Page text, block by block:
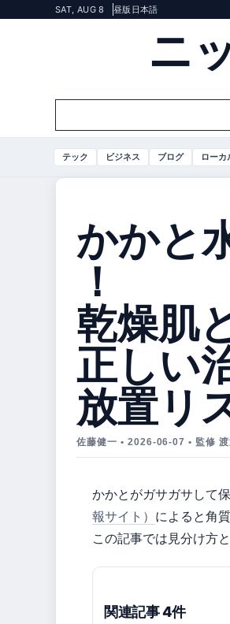
SAT, AUG 8 昼版 日本語
ニ
テック ビジネス ブログ ローカ
かかと
！
乾燥肌
正しい
放置リ
佐藤健一 • 2026-06-07 • 監修
かかとがガサガサして
報サイト） によると角
この記事では見分け方
関連記事 4件